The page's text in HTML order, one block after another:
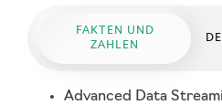
FAKTEN UND
ZAHLEN
Advanced Data